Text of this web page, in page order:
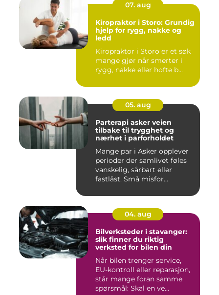
07. aug
Kiropraktor i Storo: Grundig
hjelp for rygg, nakke og
ledd
Kiropraktor i Storo er et søk
mange gjør når smerter i
rygg, nakke eller hofte b...
05. aug
Parterapi asker veien
tilbake til trygghet og
nærhet i parforholdet
Mange par i Asker opplever
perioder der samlivet føles
vanskelig, sårbart eller
fastlåst. Små misfor...
04. aug
Bilverksteder i stavanger:
slik finner du riktig
verksted for bilen din
Når bilen trenger service,
EU-kontroll eller reparasjon,
står mange foran samme
spørsmål: Skal en ve...